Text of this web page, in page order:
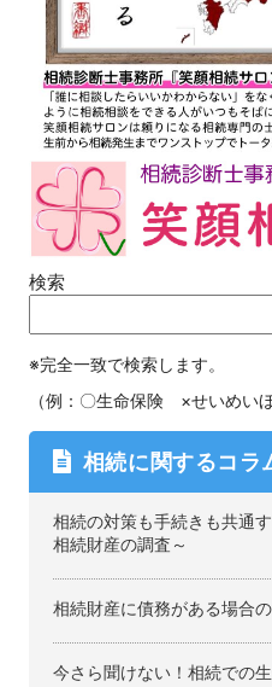
検索
※完全一致で検索します。
（例：〇生命保険 ×せいめいほ
相続に関するコラ
相続の対策も手続きも共通
相続財産の調査～
相続財産に債務がある場合
今さら聞けない！相続での